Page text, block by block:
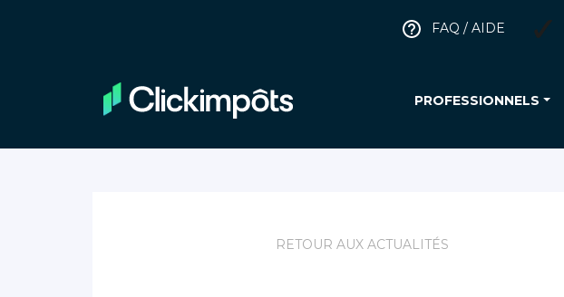
FAQ / AIDE
PROFESSIONNELS
RETOUR AUX ACTUALITÉS